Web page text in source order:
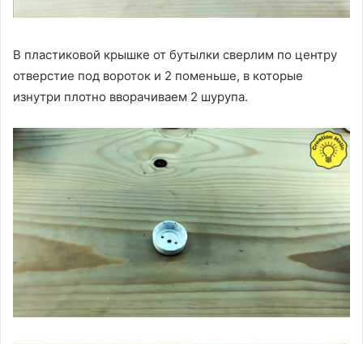
В пластиковой крышке от бутылки сверлим по центру
отверстие под вороток и 2 поменьше, в которые
изнутри плотно вворачиваем 2 шурупа.